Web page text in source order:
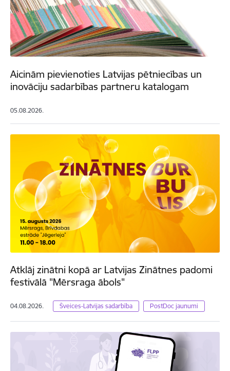
Aicinām pievienoties Latvijas pētniecības un
inovāciju sadarbības partneru katalogam
05.08.2026.
Atklāj zinātni kopā ar Latvijas Zinātnes padomi
festivālā "Mērsraga ābols"
04.08.2026. Šveices-Latvijas sadarbība PostDoc jaunumi